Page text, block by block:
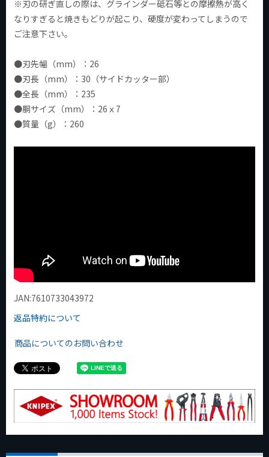
※刃の研ぎ直しの際は、グラインダー砥石等との摩擦熱が高く
なりすぎると焼きもどりが起こり、硬度が変わってしまうので
ご注意下さい。
●刃先幅（mm）：26
●刃長（mm）：30（サイドカッター部）
●全長（mm）：235
●胴サイズ（mm）：26ｘ7
●質量（g）：260
JAN:7610733043972
返品特約について
商品についてのお問い合わせ